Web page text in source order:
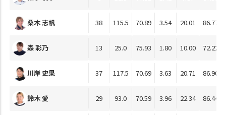
桑木 志帆 38 115.5 70.89 3.54 20.01 86.77
森 彩乃 13 25.0 75.93 1.80 10.00 72.22
川岸 史果 37 117.5 70.69 3.63 20.71 86.90
鈴木 愛 29 93.0 70.59 3.96 22.34 86.44